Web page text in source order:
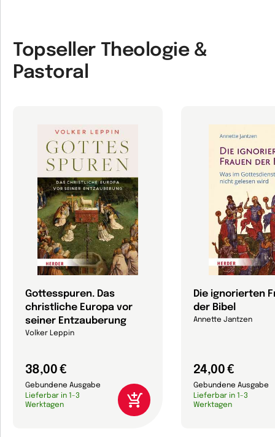
Topseller Theologie &
Pastoral
Gottesspuren. Das
christliche Europa vor
seiner Entzauberung
Volker Leppin
38,00 €
Gebundene Ausgabe
Lieferbar in 1-3
Werktagen
Die ignorierten
der Bibel
Annette Jantzen
24,00 €
Gebundene Ausgabe
Lieferbar in 1-3
Werktagen